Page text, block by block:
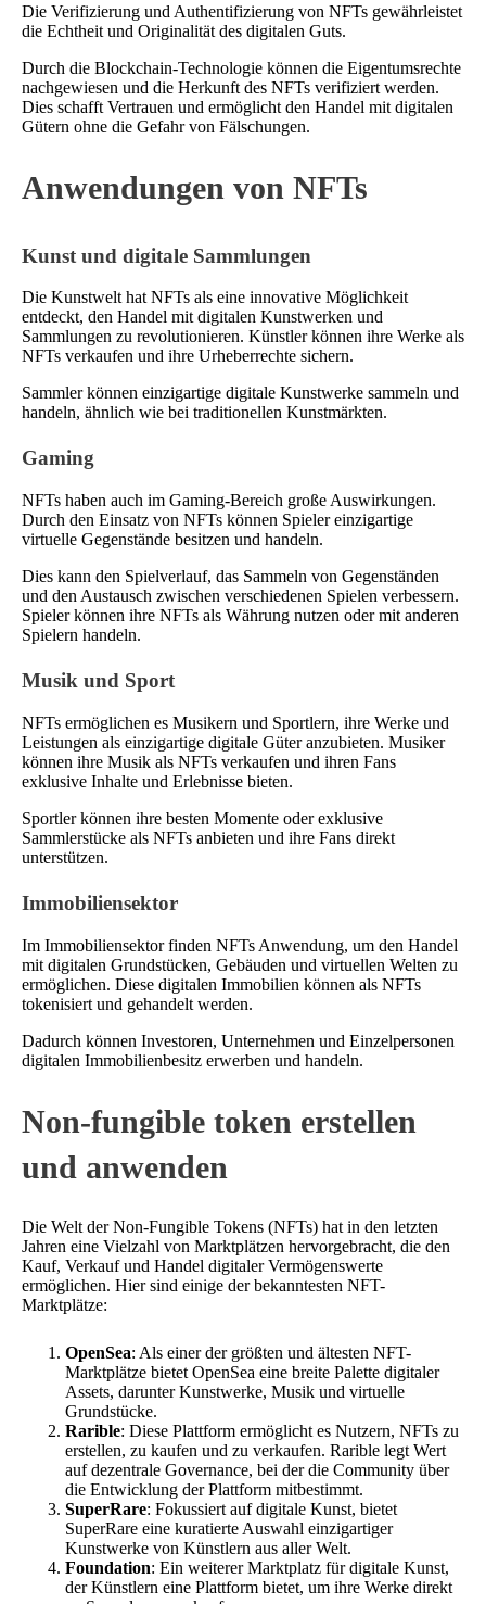
Die Verifizierung und Authentifizierung von NFTs gewährleistet
die Echtheit und Originalität des digitalen Guts.
Durch die Blockchain-Technologie können die Eigentumsrechte
nachgewiesen und die Herkunft des NFTs verifiziert werden.
Dies schafft Vertrauen und ermöglicht den Handel mit digitalen
Gütern ohne die Gefahr von Fälschungen.
Anwendungen von NFTs
Kunst und digitale Sammlungen
Die Kunstwelt hat NFTs als eine innovative Möglichkeit
entdeckt, den Handel mit digitalen Kunstwerken und
Sammlungen zu revolutionieren. Künstler können ihre Werke als
NFTs verkaufen und ihre Urheberrechte sichern.
Sammler können einzigartige digitale Kunstwerke sammeln und
handeln, ähnlich wie bei traditionellen Kunstmärkten.
Gaming
NFTs haben auch im Gaming-Bereich große Auswirkungen.
Durch den Einsatz von NFTs können Spieler einzigartige
virtuelle Gegenstände besitzen und handeln.
Dies kann den Spielverlauf, das Sammeln von Gegenständen
und den Austausch zwischen verschiedenen Spielen verbessern.
Spieler können ihre NFTs als Währung nutzen oder mit anderen
Spielern handeln.
Musik und Sport
NFTs ermöglichen es Musikern und Sportlern, ihre Werke und
Leistungen als einzigartige digitale Güter anzubieten. Musiker
können ihre Musik als NFTs verkaufen und ihren Fans
exklusive Inhalte und Erlebnisse bieten.
Sportler können ihre besten Momente oder exklusive
Sammlerstücke als NFTs anbieten und ihre Fans direkt
unterstützen.
Immobiliensektor
Im Immobiliensektor finden NFTs Anwendung, um den Handel
mit digitalen Grundstücken, Gebäuden und virtuellen Welten zu
ermöglichen. Diese digitalen Immobilien können als NFTs
tokenisiert und gehandelt werden.
Dadurch können Investoren, Unternehmen und Einzelpersonen
digitalen Immobilienbesitz erwerben und handeln.
Non-fungible token erstellen
und anwenden
Die Welt der Non-Fungible Tokens (NFTs) hat in den letzten
Jahren eine Vielzahl von Marktplätzen hervorgebracht, die den
Kauf, Verkauf und Handel digitaler Vermögenswerte
ermöglichen. Hier sind einige der bekanntesten NFT-
Marktplätze:
OpenSea: Als einer der größten und ältesten NFT-
Marktplätze bietet OpenSea eine breite Palette digitaler
Assets, darunter Kunstwerke, Musik und virtuelle
Grundstücke.
Rarible: Diese Plattform ermöglicht es Nutzern, NFTs zu
erstellen, zu kaufen und zu verkaufen. Rarible legt Wert
auf dezentrale Governance, bei der die Community über
die Entwicklung der Plattform mitbestimmt.
SuperRare: Fokussiert auf digitale Kunst, bietet
SuperRare eine kuratierte Auswahl einzigartiger
Kunstwerke von Künstlern aus aller Welt.
Foundation: Ein weiterer Marktplatz für digitale Kunst,
der Künstlern eine Plattform bietet, um ihre Werke direkt